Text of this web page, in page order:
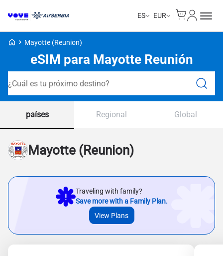
ES EUR
Voye Homepage
Mayotte (Reunion)
eSIM para Mayotte Reunión
países Regional Global
Mayotte (Reunion)
Traveling with family?
Save more with a Family Plan.
View Plans